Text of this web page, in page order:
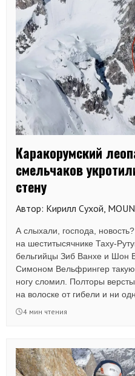
Каракорумский
смельчаков
стену
Автор: Кирилл Сухой,
А слыхали, господа,
на шеститысячнике Таху-
бельгийцы Зиб Ванхе и Шон
Симоном Вельфрингер
ногу сломил. Полторы
на волоске от гибели и ни
использовали — вот вам и
4 мин чтения